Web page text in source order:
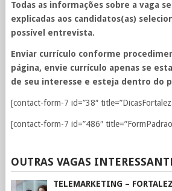
Todas as informações sobre a vaga
explicadas aos candidatos(as)
possível entrevista.
Enviar currículo conforme
página, envie currículo apenas se
de seu interesse e esteja dentro do
[contact-form-7 id=”38″
[contact-form-7 id=”486″
OUTRAS VAGAS
TELEMARKETING –